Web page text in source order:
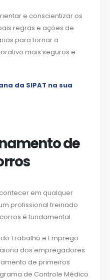
e conscientizar os
regras e ações de
para tornar a
mais seguros e
da SIPAT na sua
de
em qualquer
profissional treinado
é fundamental.
Trabalho e Emprego
dos empregadores
de primeiros
de Controle Médico